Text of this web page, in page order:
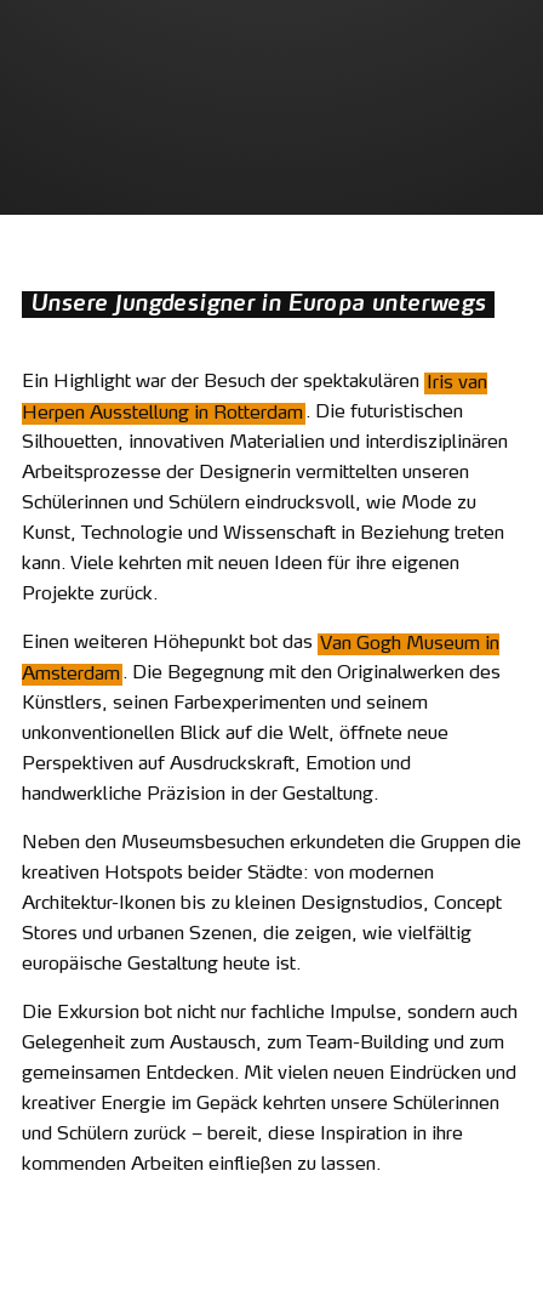
Unsere Jungdesigner in Europa unterwegs
Ein Highlight war der Besuch der spektakulären
Iris van
Herpen Ausstellung in Rotterdam . Die futuristischen
Silhouetten, innovativen Materialien und interdisziplinären
Arbeitsprozesse der Designerin vermittelten unseren
Schülerinnen und Schülern eindrucksvoll, wie Mode zu
Kunst, Technologie und Wissenschaft in Beziehung treten
kann. Viele kehrten mit neuen Ideen für ihre eigenen
Projekte zurück.
Einen weiteren Höhepunkt bot das Van Gogh Museum in
Amsterdam . Die Begegnung mit den Originalwerken des
Künstlers, seinen Farbexperimenten und seinem
unkonventionellen Blick auf die Welt, öffnete neue
Perspektiven auf Ausdruckskraft, Emotion und
handwerkliche Präzision in der Gestaltung.
Neben den Museumsbesuchen erkundeten die Gruppen die
kreativen Hotspots beider Städte: von modernen
Architektur-Ikonen bis zu kleinen Designstudios, Concept
Stores und urbanen Szenen, die zeigen, wie vielfältig
europäische Gestaltung heute ist.
Die Exkursion bot nicht nur fachliche Impulse, sondern auch
Gelegenheit zum Austausch, zum Team-Building und zum
gemeinsamen Entdecken. Mit vielen neuen Eindrücken und
kreativer Energie im Gepäck kehrten unsere Schülerinnen
und Schülern zurück – bereit, diese Inspiration in ihre
kommenden Arbeiten einfließen zu lassen.